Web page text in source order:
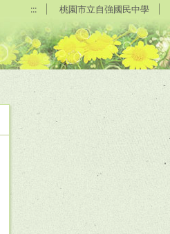
::: 桃園市立自強國民中學